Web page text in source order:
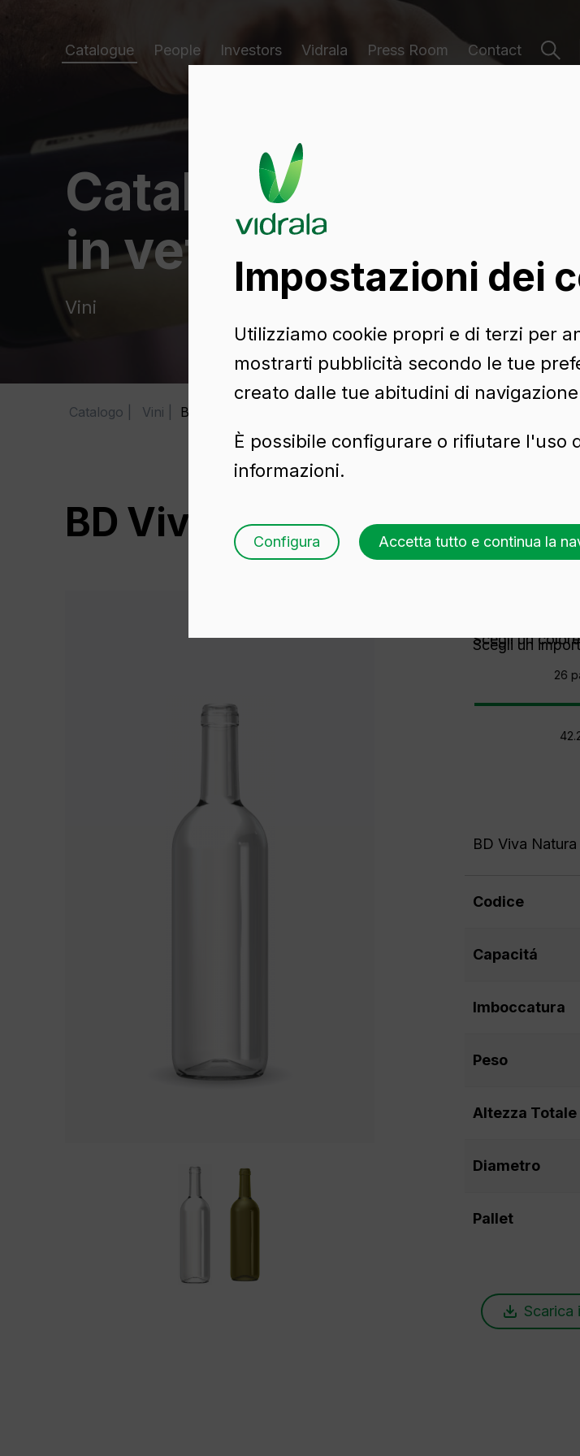
Catalogue People Investors Vidrala Press Room Contact
Catalogo di
in vetro
Vini
Catalogo Vini BD Viva Natura 75 cl
BD Viva Natura 75 cl
Scegli un
26
Scegli un colore
BD Viva
Codice
Capacitá
Imboccatura
Peso
Altezza Totale
Diametro
Pallet
Scarica
Impostazioni dei
Utilizziamo cookie propri e di terzi per
mostrarti pubblicità secondo le tue
creato dalle tue abitudini di
È possibile configurare o rifiutare l'uso
informazioni.
Configura Accetta tutto e continua la